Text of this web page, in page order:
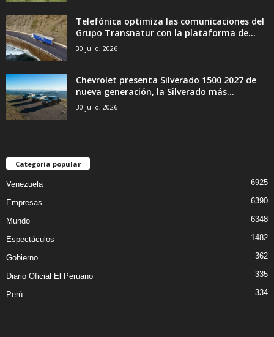
Telefónica optimiza las comunicaciones del
Grupo Transnatur con la plataforma de...
30 julio, 2026
Chevrolet presenta Silverado 1500 2027 de
nueva generación, la Silverado más...
30 julio, 2026
Categoría popular
Venezuela 6925
Empresas 6390
Mundo 6348
Espectáculos 1482
Gobierno 362
Diario Oficial El Peruano 335
Perú 334